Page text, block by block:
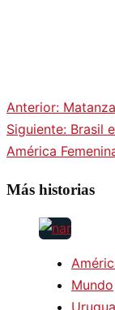
de
Anterior:
Siguiente: Brasil
América
Más historias
Mundo